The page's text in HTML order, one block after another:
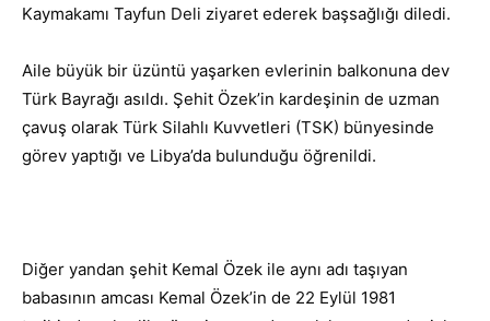
Kaymakamı Tayfun Deli ziyaret ederek başsağlığı diledi.
Aile büyük bir üzüntü yaşarken evlerinin balkonuna dev
Türk Bayrağı asıldı. Şehit Özek’in kardeşinin de uzman
çavuş olarak Türk Silahlı Kuvvetleri (TSK) bünyesinde
görev yaptığı ve Libya’da bulunduğu öğrenildi.
Diğer yandan şehit Kemal Özek ile aynı adı taşıyan
babasının amcası Kemal Özek’in de 22 Eylül 1981